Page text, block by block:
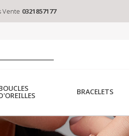
Vente 0321857177
BRACELETS